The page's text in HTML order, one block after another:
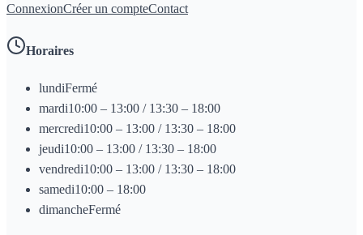
ConnexionCréer un compteContact
Horaires
lundiFermé
mardi10:00 – 13:00 / 13:30 – 18:00
mercredi10:00 – 13:00 / 13:30 – 18:00
jeudi10:00 – 13:00 / 13:30 – 18:00
vendredi10:00 – 13:00 / 13:30 – 18:00
samedi10:00 – 18:00
dimancheFermé